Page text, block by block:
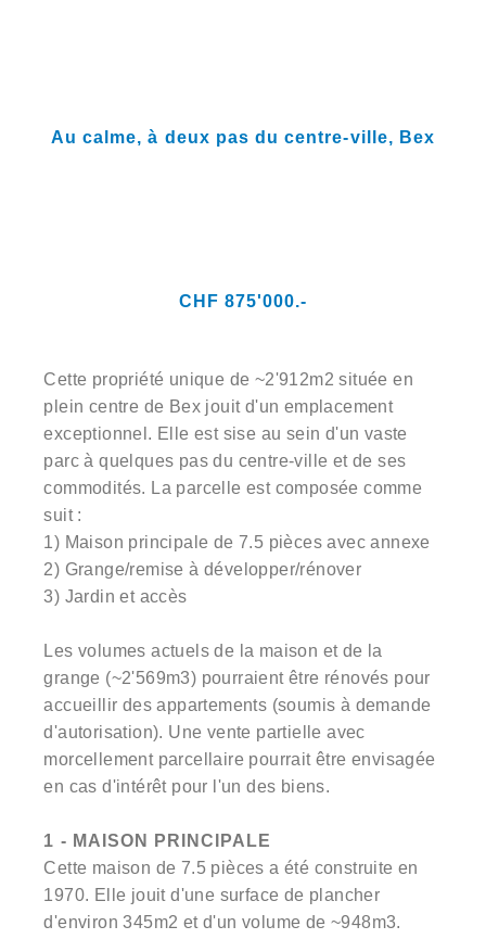
Au calme, à deux pas du centre-ville, Bex
CHF 875'000.-
Cette propriété unique de ~2'912m2 située en
plein centre de Bex jouit d'un emplacement
exceptionnel. Elle est sise au sein d'un vaste
parc à quelques pas du centre-ville et de ses
commodités. La parcelle est composée comme
suit :
1) Maison principale de 7.5 pièces avec annexe
2) Grange/remise à développer/rénover
3) Jardin et accès
Les volumes actuels de la maison et de la
grange (~2'569m3) pourraient être rénovés pour
accueillir des appartements (soumis à demande
d'autorisation). Une vente partielle avec
morcellement parcellaire pourrait être envisagée
en cas d'intérêt pour l'un des biens.
1 - MAISON PRINCIPALE
Cette maison de 7.5 pièces a été construite en
1970. Elle jouit d'une surface de plancher
d'environ 345m2 et d'un volume de ~948m3.